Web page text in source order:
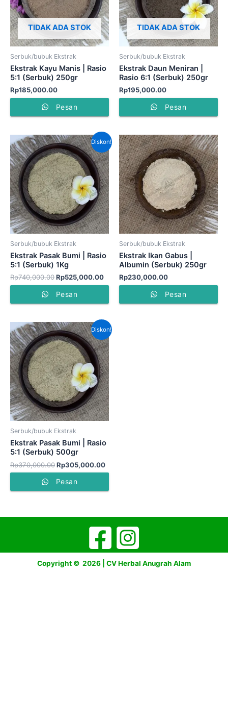
TIDAK ADA STOK
Serbuk/bubuk Ekstrak
Ekstrak Kayu Manis | Rasio
5:1 (Serbuk) 250gr
Rp185,000.00
Pesan
TIDAK ADA STOK
Serbuk/bubuk Ekstrak
Ekstrak Daun Meniran |
Rasio 6:1 (Serbuk) 250gr
Rp195,000.00
Pesan
Diskon!
Serbuk/bubuk Ekstrak
Ekstrak Pasak Bumi | Rasio
5:1 (Serbuk) 1Kg
Rp740,000.00
Harga
aslinya
adalah:
Rp740,000.00.
Rp525,000.00
Harga
saat
ini
adalah:
Rp525,000.00.
Pesan
Serbuk/bubuk Ekstrak
Ekstrak Ikan Gabus |
Albumin (Serbuk) 250gr
Rp230,000.00
Pesan
Diskon!
Serbuk/bubuk Ekstrak
Ekstrak Pasak Bumi | Rasio
5:1 (Serbuk) 500gr
Rp370,000.00
Harga
aslinya
adalah:
Rp370,000.00.
Rp305,000.00
Harga
saat
ini
adalah:
Rp305,000.00.
Pesan
Copyright © 2026 | CV Herbal Anugrah Alam